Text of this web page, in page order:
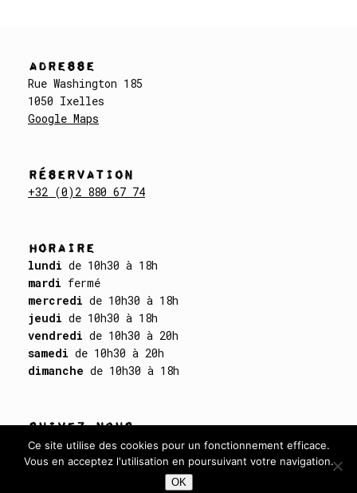
ADRESSE
Rue Washington 185
1050 Ixelles
Google Maps
RÉSERVATION
+32 (0)2 880 67 74
HORAIRE
lundi de 10h30 à 18h
mardi fermé
mercredi de 10h30 à 18h
jeudi de 10h30 à 18h
vendredi de 10h30 à 20h
samedi de 10h30 à 20h
dimanche de 10h30 à 18h
SUIVEZ-NOUS
Ce site utilise des cookies pour un fonctionnement efficace.
Vous en acceptez l'utilisation en poursuivant votre navigation.
OK